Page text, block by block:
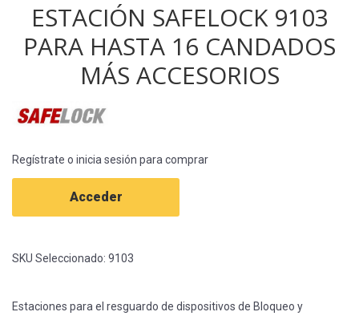
ESTACIÓN SAFELOCK 9103
PARA HASTA 16 CANDADOS
MÁS ACCESORIOS
Regístrate o inicia sesión para comprar
Acceder
SKU Seleccionado: 9103
Estaciones para el resguardo de dispositivos de Bloqueo y